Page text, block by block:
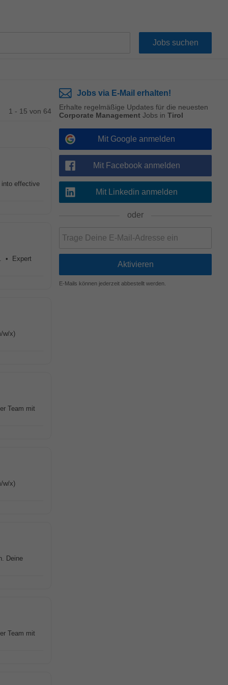
1 - 15 von 64
into effective
• Expert
w/x)
Team mit
w/x)
Deine
Team mit
Jobs via E-Mail erhalten!
Erhalte regelmäßige Updates für die neuesten
Corporate Management Jobs in Tirol
Mit Google anmelden
Mit Facebook anmelden
Mit Linkedin anmelden
oder
E-Mails können jederzeit abbestellt werden.